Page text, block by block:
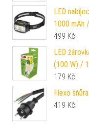
LED
1000 mAh
499 Kč
LED
(100 W) /
179 Kč
Flexo
419 Kč